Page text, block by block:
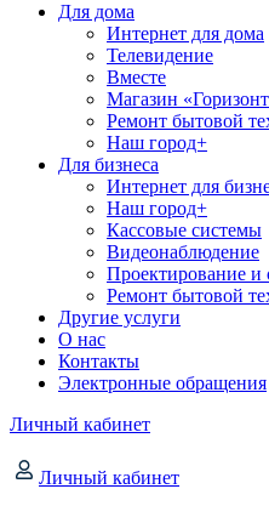
Для дома
Интернет для дома
Телевидение
Вместе
Магазин
Ремонт бытовой
Наш город+
Для бизнеса
Интернет для
Наш город+
Кассовые системы
Видеонаблюдение
Проектирование и
Ремонт бытовой
Другие услуги
О нас
Контакты
Электронные обращения
Личный кабинет
Личный кабинет